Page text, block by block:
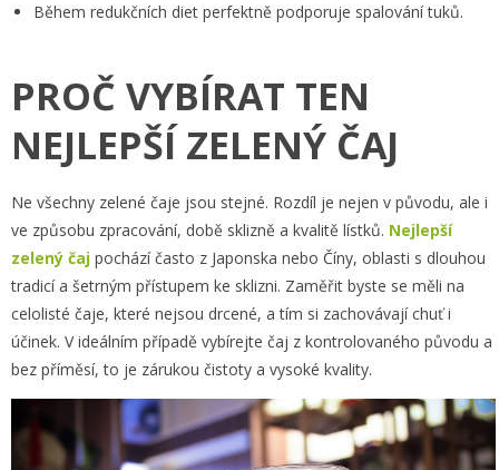
Během redukčních diet perfektně podporuje spalování tuků.
PROČ VYBÍRAT TEN
NEJLEPŠÍ ZELENÝ ČAJ
Ne všechny zelené čaje jsou stejné. Rozdíl je nejen v původu, ale i
ve způsobu zpracování, době sklizně a kvalitě lístků. Nejlepší
zelený čaj pochází často z Japonska nebo Číny, oblasti s dlouhou
tradicí a šetrným přístupem ke sklizni. Zaměřit byste se měli na
celolisté čaje, které nejsou drcené, a tím si zachovávají chuť i
účinek. V ideálním případě vybírejte čaj z kontrolovaného původu a
bez příměsí, to je zárukou čistoty a vysoké kvality.